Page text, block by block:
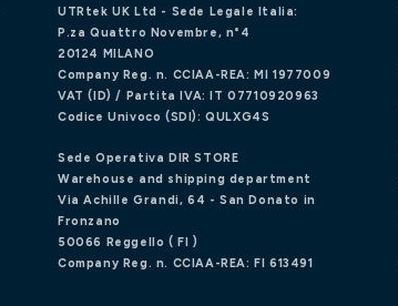
UTRtek UK Ltd - Sede Legale Italia:
P.za Quattro Novembre, n°4
20124 MILANO
Company Reg. n. CCIAA-REA: MI 1977009
VAT (ID) / Partita IVA: IT 07710920963
Codice Univoco (SDI): QULXG4S
Sede Operativa DIR STORE
Warehouse and shipping department
Via Achille Grandi, 64 - San Donato in
Fronzano
50066 Reggello ( FI )
Company Reg. n. CCIAA-REA: FI 613491